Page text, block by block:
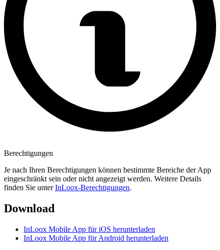
Berechtigungen
Je nach Ihren Berechtigungen können bestimmte Bereiche der App
eingeschränkt sein oder nicht angezeigt werden. Weitere Details
finden Sie unterInLoox-Berechtigungen.
Download
InLoox Mobile App für iOS herunterladen
InLoox Mobile App für Android herunterladen